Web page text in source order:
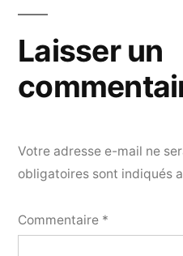
Laisser un
Votre adresse e-mail ne
obligatoires sont indiqués
Commentaire *